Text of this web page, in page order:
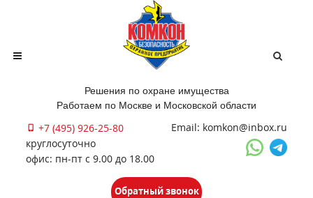
Решения по охране имущества
Работаем по Москве и Московской области
+7 (495) 926-25-80
круглосуточно
офис: пн-пт с 9.00 до 18.00
Email: komkon@inbox.ru
Обратный звонок